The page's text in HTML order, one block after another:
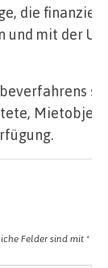
die
mit der
Felder sind mit*